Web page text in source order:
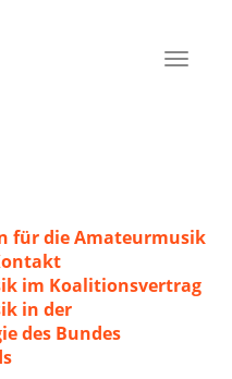
Toggle
für die Amateurmusik
im Koalitionsvertrag
in der
des Bundes